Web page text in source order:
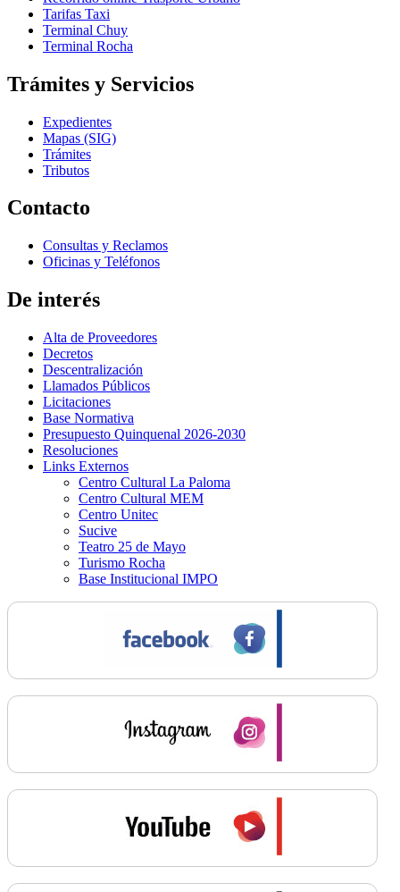
Tarifas Taxi
Terminal Chuy
Terminal Rocha
Trámites y Servicios
Expedientes
Mapas (SIG)
Trámites
Tributos
Contacto
Consultas y Reclamos
Oficinas y Teléfonos
De interés
Alta de Proveedores
Decretos
Descentralización
Llamados Públicos
Licitaciones
Base Normativa
Presupuesto Quinquenal 2026-2030
Resoluciones
Links Externos
Centro Cultural La Paloma
Centro Cultural MEM
Centro Unitec
Sucive
Teatro 25 de Mayo
Turismo Rocha
Base Institucional IMPO